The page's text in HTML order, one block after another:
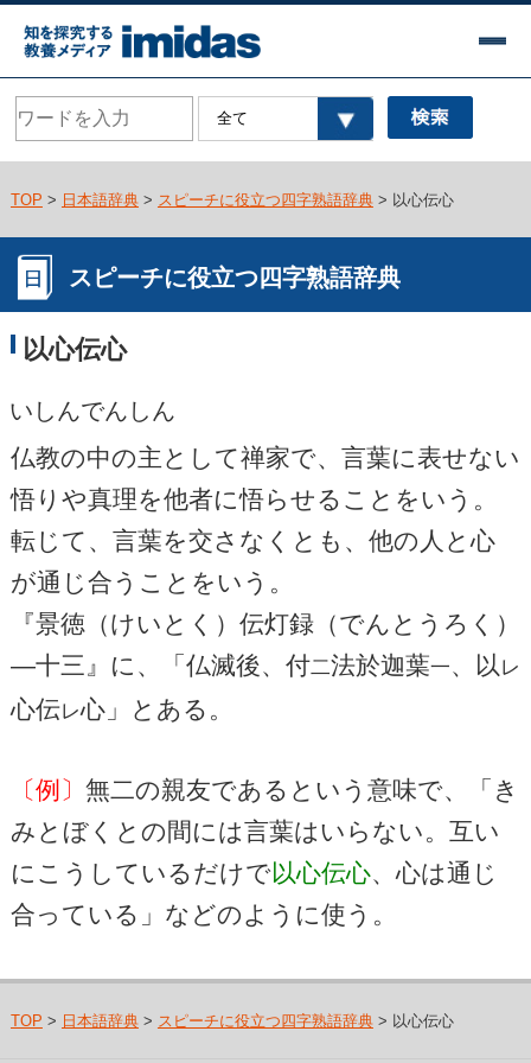
TOP > 日本語辞典> スピーチに役立つ四字熟語辞典> 以心伝心
スピーチに役立つ四字熟語辞典
以心伝心
いしんでんしん
仏教の中の主として禅家で、言葉に表せない
悟りや真理を他者に悟らせることをいう。
転じて、言葉を交さなくとも、他の人と心
が通じ合うことをいう。
『景徳（けいとく）伝灯録（でんとうろく）
―十三』に、「仏滅後、付二法於迦葉一、以 レ
心伝レ心」とある。
〔例〕 無二の親友であるという意味で、「き
みとぼくとの間には言葉はいらない。互い
にこうしているだけで以心伝心、心は通じ
合っている」などのように使う。
TOP > 日本語辞典> スピーチに役立つ四字熟語辞典> 以心伝心